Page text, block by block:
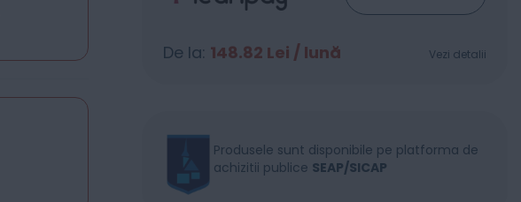
De la: 148.82 Lei / lună Vezi detalii
Produsele sunt disponibile pe platforma de
achizitii publice SEAP/SICAP